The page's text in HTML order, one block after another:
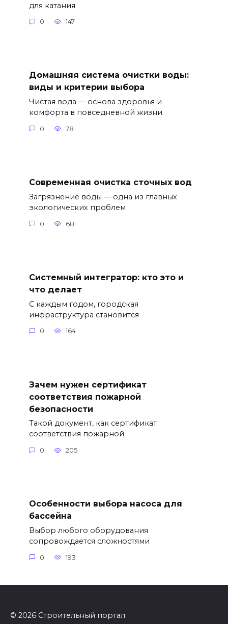
для катания
0 147
Домашняя система очистки воды:
виды и критерии выбора
Чистая вода — основа здоровья и
комфорта в повседневной жизни.
0 78
Современная очистка сточных вод
Загрязнение воды — одна из главных
экологических проблем
0 68
Системный интегратор: кто это и
что делает
С каждым годом, городская
инфраструктура становится
0 164
Зачем нужен сертификат
соответствия пожарной
безопасности
Такой документ, как сертификат
соответствия пожарной
0 205
Особенности выбора насоса для
бассейна
Выбор любого оборудования
сопровождается сложностями
0 193
© 2026 Строительный портал